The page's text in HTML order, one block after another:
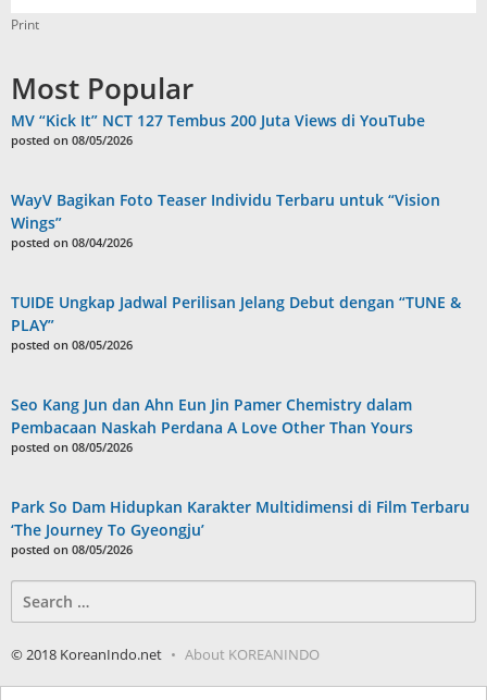
Print
Most Popular
MV “Kick It” NCT 127 Tembus 200 Juta Views di YouTube
posted on 08/05/2026
WayV Bagikan Foto Teaser Individu Terbaru untuk “Vision
Wings”
posted on 08/04/2026
TUIDE Ungkap Jadwal Perilisan Jelang Debut dengan “TUNE &
PLAY”
posted on 08/05/2026
Seo Kang Jun dan Ahn Eun Jin Pamer Chemistry dalam
Pembacaan Naskah Perdana A Love Other Than Yours
posted on 08/05/2026
Park So Dam Hidupkan Karakter Multidimensi di Film Terbaru
‘The Journey To Gyeongju’
posted on 08/05/2026
for:
© 2018 KoreanIndo.net About KOREANINDO